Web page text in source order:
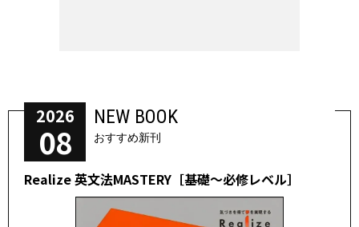
2026
08
NEW BOOK
おすすめ新刊
Realize 英文法MASTERY［基礎～必修レベル］